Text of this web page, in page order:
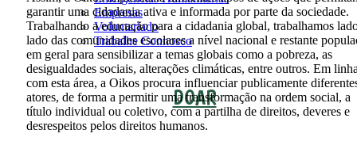
Empresas
Voluntariado
Trabalhe Connosco
DOAR
garantir uma cidadania ativa e informada por parte da sociedade.
Trabalhando a educação para a cidadania global, trabalhamos
lado das comunidades escolares a nível nacional e restante
em geral para sensibilizar a temas globais como a pobreza, as
desigualdades sociais, alterações climáticas, entre outros. Em
com esta área, a Oikos procura influenciar publicamente
atores, de forma a permitir uma transformação na ordem social, a
título individual ou coletivo, com a partilha de direitos, deveres e
desrespeitos pelos direitos humanos.